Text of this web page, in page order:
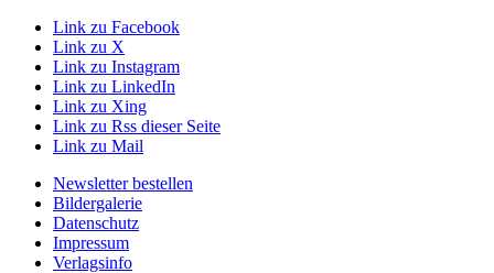
Link zu Facebook
Link zu X
Link zu Instagram
Link zu LinkedIn
Link zu Xing
Link zu Rss dieser Seite
Link zu Mail
Newsletter bestellen
Bildergalerie
Datenschutz
Impressum
Verlagsinfo